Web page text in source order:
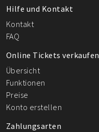
Hilfe und Kontakt
Kontakt
FAQ
Online Tickets verkaufen
Übersicht
Funktionen
Preise
Konto erstellen
Zahlungsarten